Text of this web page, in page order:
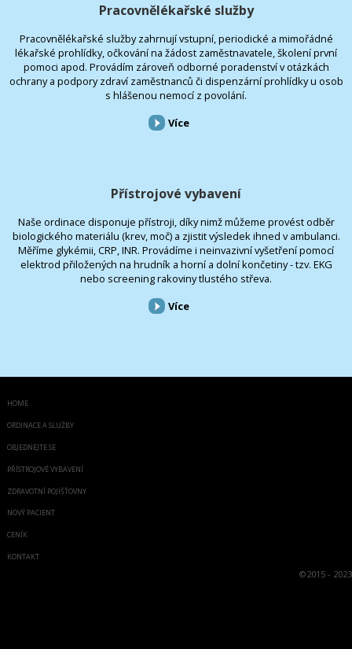
Pracovnělékařské služby
Pracovnělékařské služby zahrnují vstupní, periodické a mimořádné
lékařské prohlídky, očkování na žádost zaměstnavatele, školení první
pomoci apod. Provádím zároveň odborné poradenství v otázkách
ochrany a podpory zdraví zaměstnanců či dispenzární prohlídky u osob
s hlášenou nemocí z povolání.
Více
Přístrojové vybavení
Naše ordinace disponuje přístroji, díky nimž můžeme provést odběr
biologického materiálu (krev, moč) a zjistit výsledek ihned v ambulanci.
Měříme glykémii, CRP, INR. Provádíme i neinvazivní vyšetření pomocí
elektrod přiložených na hrudník a horní a dolní končetiny - tzv. EKG
nebo screening rakoviny tlustého střeva.
Více
HOME
ORDINACE A SLUŽBY
OBJEDNEJTE SE
PŘÍSTROJOVÉ VYBAVENÍ
ZDRAVOTNÍ POJIŠŤOVNY
NOVÝ PACIENT
CENÍK
KONTAKT
©2015 - 2023